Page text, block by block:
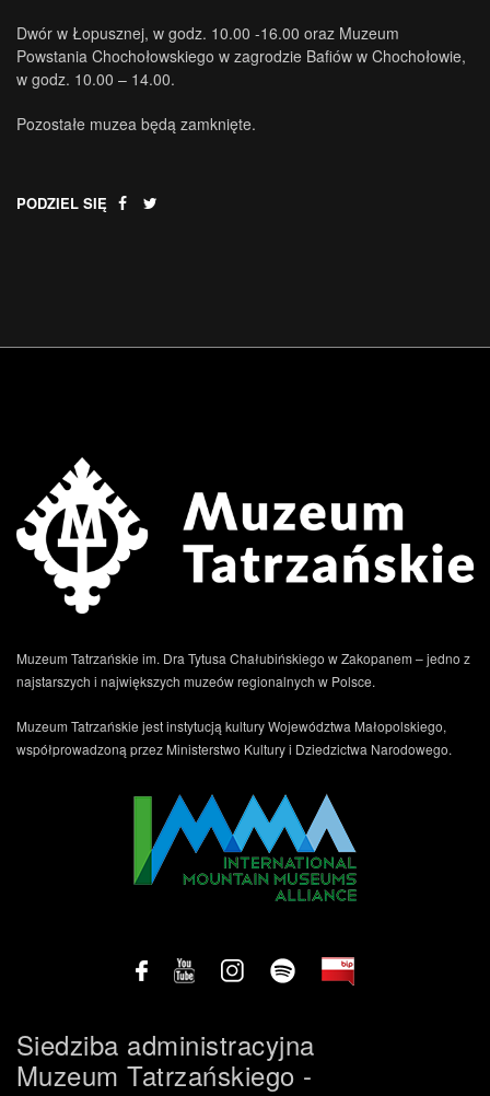
Dwór w Łopusznej, w godz. 10.00 -16.00 oraz Muzeum
Powstania Chochołowskiego w zagrodzie Bafiów w Chochołowie,
w godz. 10.00 – 14.00.
Pozostałe muzea będą zamknięte.
PODZIEL SIĘ
Muzeum Tatrzańskie im. Dra Tytusa Chałubińskiego w Zakopanem – jedno z
najstarszych i największych muzeów regionalnych w Polsce.
Muzeum Tatrzańskie jest instytucją kultury Województwa Małopolskiego,
współprowadzoną przez Ministerstwo Kultury i Dziedzictwa Narodowego.
Siedziba administracyjna
Muzeum Tatrzańskiego -